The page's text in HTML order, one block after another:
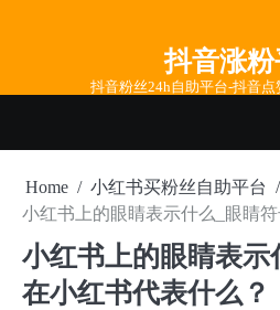
抖音涨
抖音粉丝24h自助平台-抖音
Home
小红书买粉丝自助平台
小红书上的眼睛表示什么_眼睛
小红书上的眼睛表示
在小红书代表什么？